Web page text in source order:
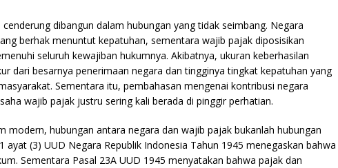
dibangun dalam hubungan yang tidak seimbang. Negara
berhak menuntut kepatuhan, sementara wajib pajak diposisikan
seluruh kewajiban hukumnya. Akibatnya, ukuran keberhasilan
dari besarnya penerimaan negara dan tingginya tingkat kepatuhan yang
Sementara itu, pembahasan mengenai kontribusi negara
wajib pajak justru sering kali berada di pinggir perhatian.
modern, hubungan antara negara dan wajib pajak bukanlah hubungan
ayat (3) UUD Negara Republik Indonesia Tahun 1945 menegaskan bahwa
Sementara Pasal 23A UUD 1945 menyatakan bahwa pajak dan